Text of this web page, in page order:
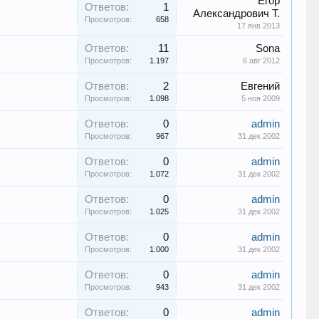
Ответов: 1
Просмотров: 658
Александрович Т.
17 янв 2013
Ответов: 11
Просмотров: 1.197
Sona
6 авг 2012
Ответов: 2
Просмотров: 1.098
Евгений
5 ноя 2009
Ответов: 0
Просмотров: 967
admin
31 дек 2002
Ответов: 0
Просмотров: 1.072
admin
31 дек 2002
Ответов: 0
Просмотров: 1.025
admin
31 дек 2002
Ответов: 0
Просмотров: 1.000
admin
31 дек 2002
Ответов: 0
Просмотров: 943
admin
31 дек 2002
Ответов: 0 admin